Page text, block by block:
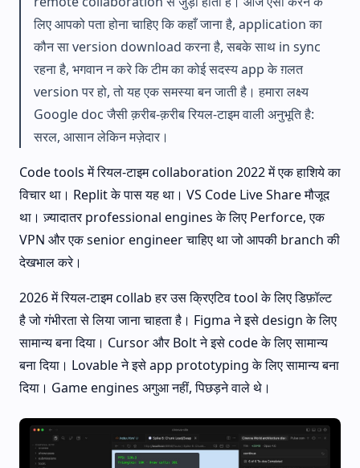
लिए आपको पता होना चाहिए कि कहाँ जाना है, application का
कौन सा version download करना है, सबके साथ in sync
रहना है, भगवान न करे कि टीम का कोई सदस्य app के ग़लत
version पर हो, तो यह एक समस्या बन जाती है। हमारा लक्ष्य
Google doc जैसी क़रीब-क़रीब रियल-टाइम वाली अनुभूति है:
सरल, आसान लेकिन मज़ेदार।
Code tools में रियल-टाइम collaboration 2022 में एक हाशिये का
विचार था। Replit के पास यह था। VS Code Live Share मौजूद
था। ज़्यादातर professional engines के लिए Perforce, एक
VPN और एक senior engineer चाहिए था जो आपकी branch की
देखभाल करे।
2026 में रियल-टाइम collab हर उस क्रिएटिव tool के लिए डिफ़ॉल्ट
है जो गंभीरता से लिया जाना चाहता है। Figma ने इसे design के लिए
सामान्य बना दिया। Cursor और Bolt ने इसे code के लिए सामान्य
बना दिया। Lovable ने इसे app prototyping के लिए सामान्य बना
दिया। Game engines अगुआ नहीं, पिछड़ने वाले थे।